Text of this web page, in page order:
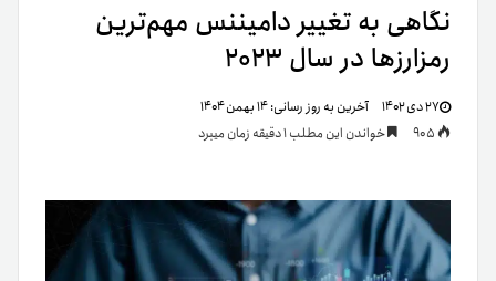
نگاهی به تغییر دامیننس مهم‌ترین
رمزارزها در سال ۲۰۲۳
۲۷ دی ۱۴۰۲ آخرین به روز رسانی:۱۴ بهمن ۱۴۰۴
خواندن این مطلب 1 دقیقه زمان میبرد